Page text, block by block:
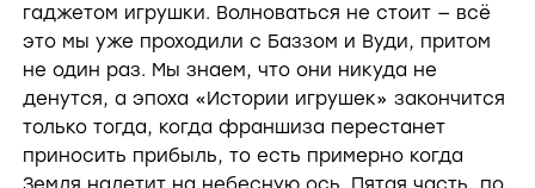
гаджетом игрушки. Волноваться не стоит — всё
это мы уже проходили с Баззом и Вуди, притом
не один раз. Мы знаем, что они никуда не
денутся, а эпоха «Истории игрушек» закончится
только тогда, когда франшиза перестанет
приносить прибыль, то есть примерно когда